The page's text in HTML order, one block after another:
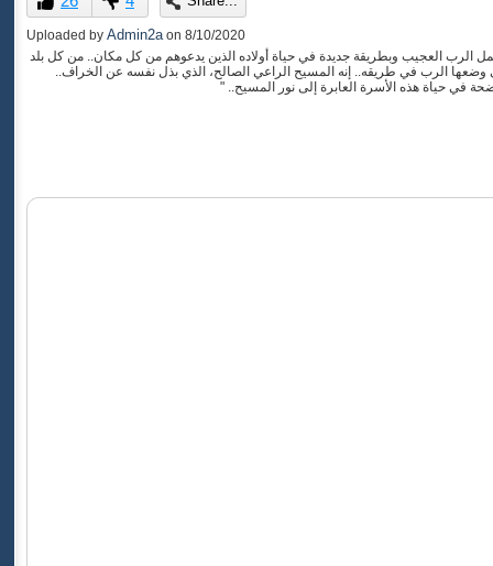
of
0
seconds
Uploaded by Admin2a on 8/10/2020
الرب العجيب وبطريقة جديدة في حياة أولاده الذين يدعوهم من كل مكان.. من كل بلد
الرب في طريقه.. إنه المسيح الراعي الصالح، الذي بذل نفسه عن الخراف..
في حياة هذه الأسرة العابرة إلى نور المسيح.. "